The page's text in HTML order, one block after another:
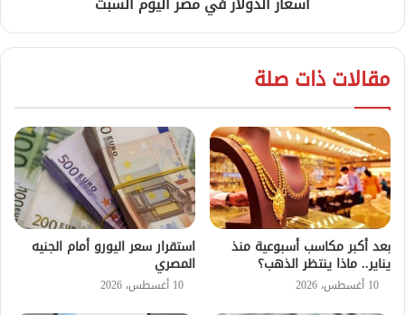
مقالات ذات صلة
بعد أكبر مكاسب أسبوعية منذ
يناير.. ماذا ينتظر الذهب؟
10 أغسطس، 2026
استقرار سعر اليورو أمام الجنيه
المصري
10 أغسطس، 2026